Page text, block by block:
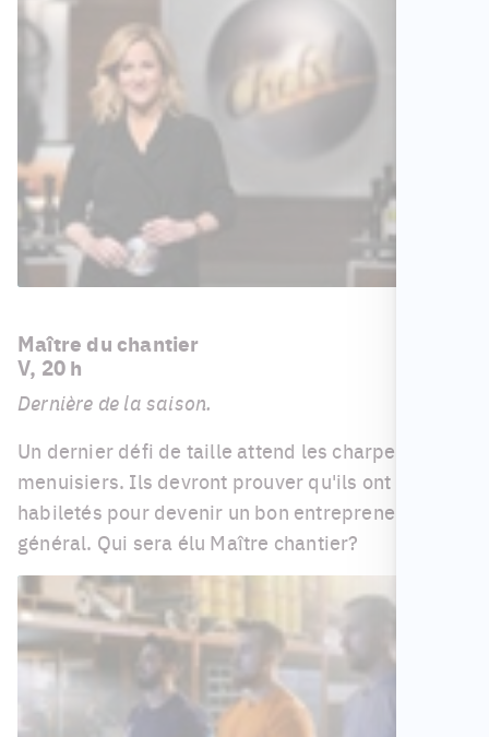
Maître du chantier
V, 20 h
Dernière de la saison.
Un dernier défi de taille attend les charpentiers-
menuisiers. Ils devront prouver qu'ils ont les
habiletés pour devenir un bon entrepreneur
général. Qui sera élu Maître chantier?